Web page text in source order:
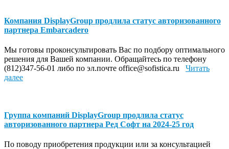
Компания DisplayGroup продлила статус авторизованного
партнера Embarcadero
Мы готовы проконсультировать Вас по подбору оптимального
решения для Вашей компании. Обращайтесь по телефону
(812)347-56-01 либо по эл.почте office@sofistica.ru Читать
далее
Группа компаний DisplayGroup продлила статус
авторизованного партнера Ред Софт на 2024-25 год
По поводу приобретения продукции или за консультацией